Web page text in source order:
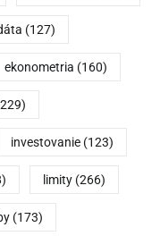
(127)
ekonometria (160)
investovanie (123)
limity (266)
(173)